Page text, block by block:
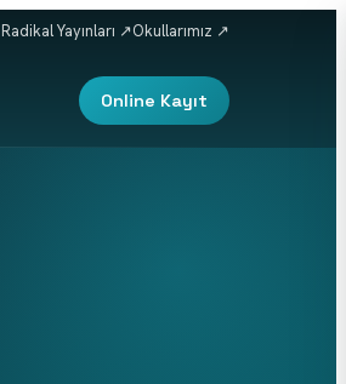
Radikal Yayınları ↗Okullarımız ↗
Online Kayıt